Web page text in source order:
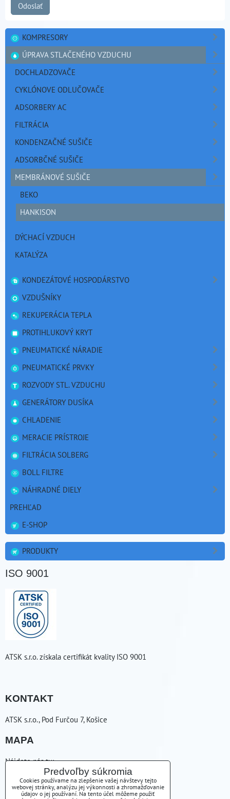
Odoslať
KOMPRESORY
ÚPRAVA STLAČENÉHO VZDUCHU
DOCHLADZOVAČE
CYKLÓNOVE ODLUČOVAČE
ADSORBERY AC
FILTRÁCIA
KONDENZAČNÉ SUŠIČE
ADSORBČNÉ SUŠIČE
MEMBRÁNOVÉ SUŠIČE
BEKO
HANKISON
DÝCHACÍ VZDUCH
KATALÝZA
KONDEZÁTOVÉ HOSPODÁRSTVO
VZDUŠNÍKY
REKUPERÁCIA TEPLA
PROTIHLUKOVÝ KRYT
PNEUMATICKÉ NÁRADIE
PNEUMATICKÉ PRVKY
ROZVODY STL. VZDUCHU
GENERÁTORY DUSÍKA
CHLADENIE
MERACIE PRÍSTROJE
FILTRÁCIA SOLBERG
BOLL FILTRE
NÁHRADNÉ DIELY
PREHĽAD
E-SHOP
PRODUKTY
ISO 9001
ATSK s.r.o. získala certifikát kvality ISO 9001
KONTAKT
ATSK s.r.o., Pod Furčou 7, Košice
MAPA
Nájdete nás tu:
ZAVOLÁME VÁM SPÄŤ
Predvoľby súkromia
Cookies používame na zlepšenie vašej návštevy tejto
webovej stránky, analýzu jej výkonnosti a zhromažďovanie
údajov o jej používaní. Na tento účel môžeme použiť